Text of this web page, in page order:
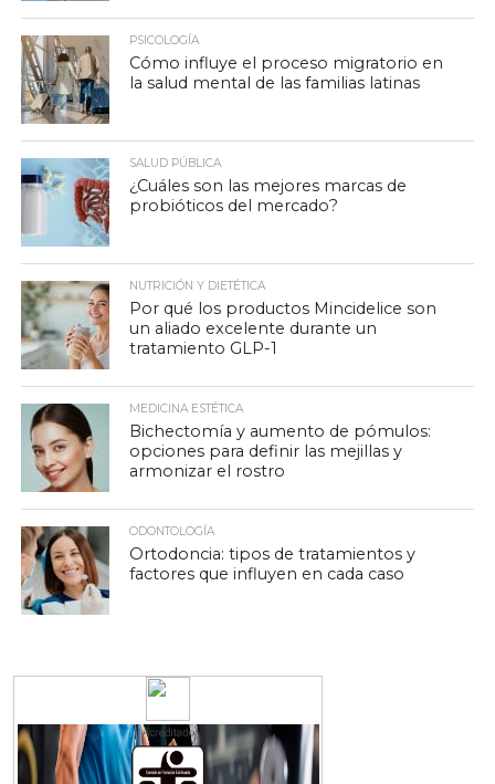
PSICOLOGÍA
Cómo influye el proceso migratorio en
la salud mental de las familias latinas
SALUD PÚBLICA
¿Cuáles son las mejores marcas de
probióticos del mercado?
NUTRICIÓN Y DIETÉTICA
Por qué los productos Mincidelice son
un aliado excelente durante un
tratamiento GLP-1
MEDICINA ESTÉTICA
Bichectomía y aumento de pómulos:
opciones para definir las mejillas y
armonizar el rostro
ODONTOLOGÍA
Ortodoncia: tipos de tratamientos y
factores que influyen en cada caso